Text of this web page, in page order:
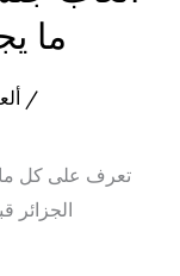
ما
/
تعرف على كل
الجزائر